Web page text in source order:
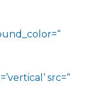
src=“